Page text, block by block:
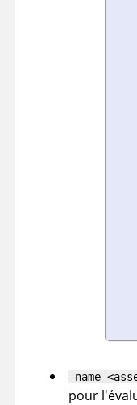
-name
pour